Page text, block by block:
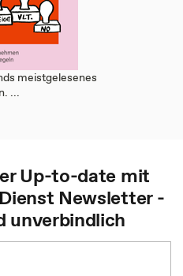
meistgelesenes
...
Up-to-date mit
Newsletter -
unverbindlich